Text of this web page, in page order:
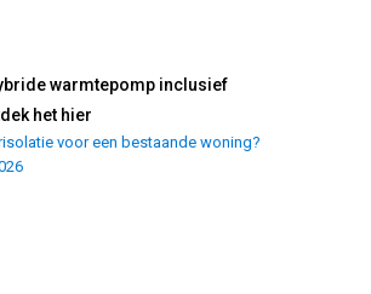
warmtepomp inclusief
het hier